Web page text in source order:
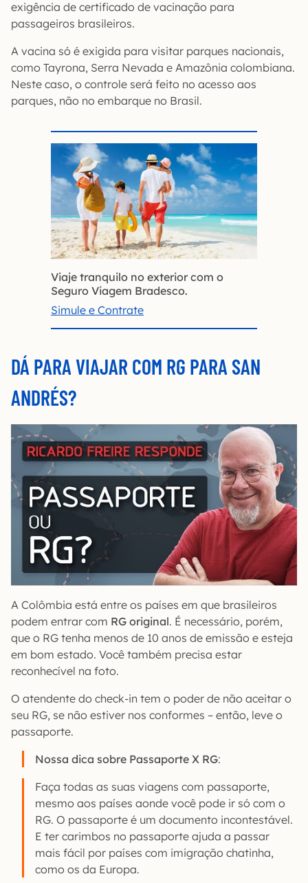
exigência de certificado de vacinação para
passageiros brasileiros.
A vacina só é exigida para visitar parques nacionais,
como Tayrona, Serra Nevada e Amazônia colombiana.
Neste caso, o controle será feito no acesso aos
parques, não no embarque no Brasil.
Viaje tranquilo no exterior com o
Seguro Viagem Bradesco.
Simule e Contrate
DÁ PARA VIAJAR COM RG PARA SAN
ANDRÉS?
A Colômbia está entre os países em que brasileiros
podem entrar com RG original. É necessário, porém,
que o RG tenha menos de 10 anos de emissão e esteja
em bom estado. Você também precisa estar
reconhecível na foto.
O atendente do check-in tem o poder de não aceitar o
seu RG, se não estiver nos conformes – então, leve o
passaporte.
Nossa dica sobre Passaporte X RG:
Faça todas as suas viagens com passaporte,
mesmo aos países aonde você pode ir só com o
RG. O passaporte é um documento incontestável.
E ter carimbos no passaporte ajuda a passar
mais fácil por países com imigração chatinha,
como os da Europa.